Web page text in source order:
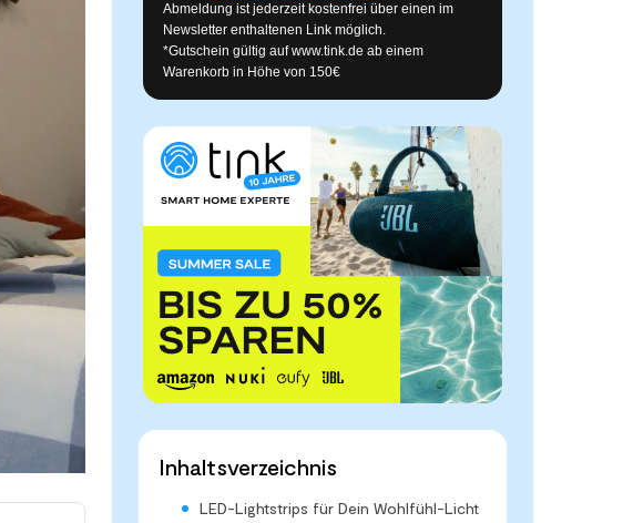
Abmeldung ist jederzeit kostenfrei über einen im
Newsletter enthaltenen Link möglich.
*Gutschein gültig aufwww.tink.de ab einem
Warenkorb in Höhe von 150€
Inhaltsverzeichnis
LED-Lightstrips für Dein Wohlfühl-Licht